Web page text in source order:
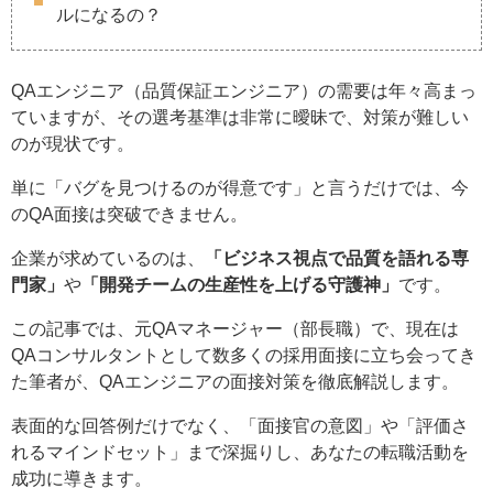
ルになるの？
QAエンジニア（品質保証エンジニア）の需要は年々高まっ
ていますが、その選考基準は非常に曖昧で、対策が難しい
のが現状です。
単に「バグを見つけるのが得意です」と言うだけでは、今
のQA面接は突破できません。
企業が求めているのは、
「ビジネス視点で品質を語れる専
門家」 や 「開発チームの生産性を上げる守護神」 です。
この記事では、元QAマネージャー（部長職）で、現在は
QAコンサルタントとして数多くの採用面接に立ち会ってき
た筆者が、QAエンジニアの面接対策を徹底解説します。
表面的な回答例だけでなく、「面接官の意図」や「評価さ
れるマインドセット」まで深掘りし、あなたの転職活動を
成功に導きます。